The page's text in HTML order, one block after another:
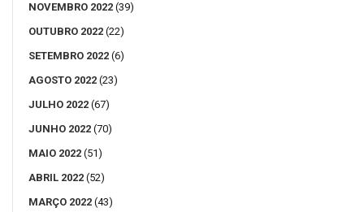
NOVEMBRO 2022 (39)
OUTUBRO 2022 (22)
SETEMBRO 2022 (6)
AGOSTO 2022 (23)
JULHO 2022 (67)
JUNHO 2022 (70)
MAIO 2022 (51)
ABRIL 2022 (52)
MARÇO 2022 (43)